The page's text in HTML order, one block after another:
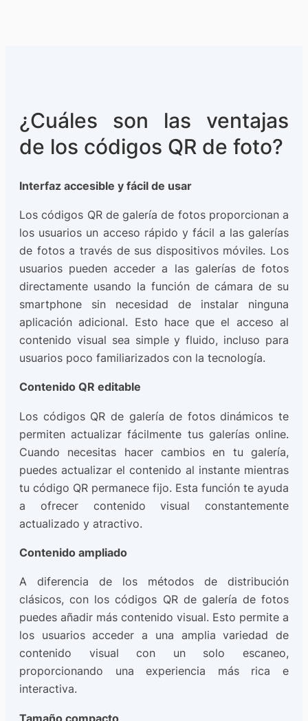
¿Cuáles son las ventajas
de los códigos QR de foto?
Interfaz accesible y fácil de usar
Los códigos QR de galería de fotos proporcionan a
los usuarios un acceso rápido y fácil a las galerías
de fotos a través de sus dispositivos móviles. Los
usuarios pueden acceder a las galerías de fotos
directamente usando la función de cámara de su
smartphone sin necesidad de instalar ninguna
aplicación adicional. Esto hace que el acceso al
contenido visual sea simple y fluido, incluso para
usuarios poco familiarizados con la tecnología.
Contenido QR editable
Los códigos QR de galería de fotos dinámicos te
permiten actualizar fácilmente tus galerías online.
Cuando necesitas hacer cambios en tu galería,
puedes actualizar el contenido al instante mientras
tu código QR permanece fijo. Esta función te ayuda
a ofrecer contenido visual constantemente
actualizado y atractivo.
Contenido ampliado
A diferencia de los métodos de distribución
clásicos, con los códigos QR de galería de fotos
puedes añadir más contenido visual. Esto permite a
los usuarios acceder a una amplia variedad de
contenido visual con un solo escaneo,
proporcionando una experiencia más rica e
interactiva.
Tamaño compacto